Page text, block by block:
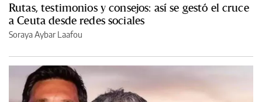
Rutas, testimonios y consejos: así se gestó el cruce
a Ceuta desde redes sociales
Soraya Aybar Laafou